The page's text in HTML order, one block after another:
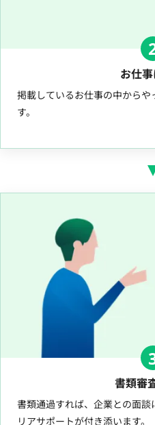
お仕
掲載しているお仕事の中からや
す。
書類審
書類通過すれば、企業との面
リアサポートが付き添います。